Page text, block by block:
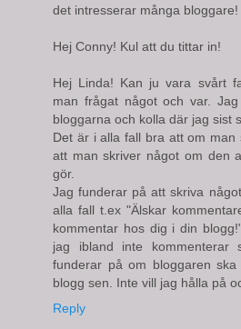
det intresserar många bloggare!
Hej Conny! Kul att du tittar in!
Hej Linda! Kan ju vara svårt
man frågat något och var.
bloggarna och kolla där jag sist
Det är i alla fall bra att om
att man skriver något om den
gör.
Jag funderar på att skriva
alla fall t.ex "Älskar
kommentar hos dig i din
jag ibland inte
funderar på om bloggaren
blogg sen. Inte vill jag hålla på
Reply